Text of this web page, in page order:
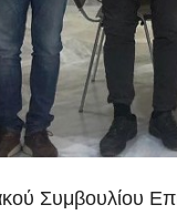
Συμβουλίου